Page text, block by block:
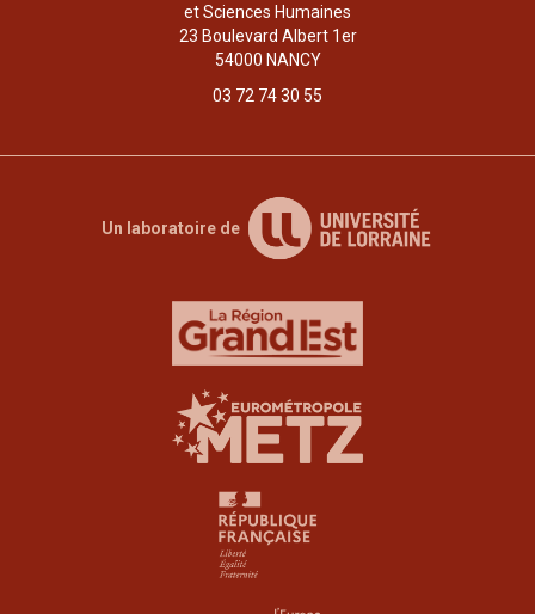
et Sciences Humaines
23 Boulevard Albert 1er
54000 NANCY
03 72 74 30 55
Un laboratoire de